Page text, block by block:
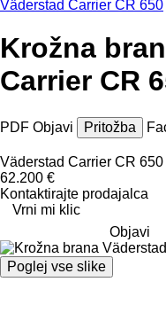
Väderstad Carrier CR 650
Krožna
Carrier CR
PDF Objavi Pritožba
Väderstad Carrier CR 650
62.200 €
Kontaktirajte prodajalca
Vrni mi klic
Objavi
Poglej vse slike